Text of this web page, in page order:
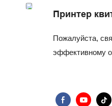
Принтер
Пожалуйста,
эффективному